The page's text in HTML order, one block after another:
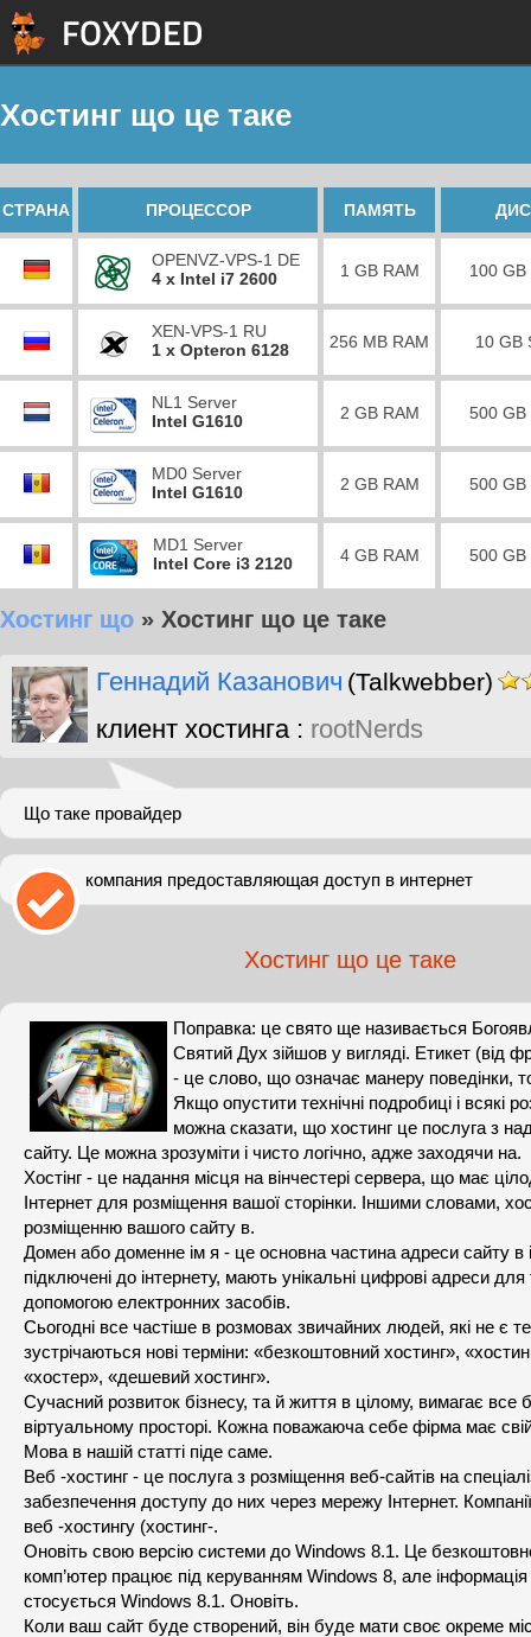
Хостинг що це таке
СТРАНА ПРОЦЕССОР ПАМЯТЬ
OPENVZ-VPS-1 DE
4 x Intel i7 2600
1 GB RAM 100 GB
XEN-VPS-1 RU
1 x Opteron 6128
256 MB RAM 10 GB
NL1 Server
Intel G1610
2 GB RAM 500 GB
MD0 Server
Intel G1610
2 GB RAM 500 GB
MD1 Server
Intel Core i3 2120
4 GB RAM 500 GB
Хостинг що » Хостинг що це таке
Геннадий Казанович (Talkwebber)
клиент хостинга : rootNerds
Що таке провайдер
компания предоставляющая доступ в интернет
Хостинг що це таке
Поправка: це свято ще називається
Святий Дух зійшов у вигляді. Етикет (від
- це слово, що означає манеру поведінки,
Якщо опустити технічні подробиці і всякі
можна сказати, що хостинг це послуга з
сайту. Це можна зрозуміти і чисто логічно, адже заходячи на.
Хостінг - це надання місця на вінчестері сервера, що має
Інтернет для розміщення вашої сторінки. Іншими словами,
розміщенню вашого сайту в.
Домен або доменне ім я - це основна частина адреси сайту в
підключені до інтернету, мають унікальні цифрові адреси
допомогою електронних засобів.
Сьогодні все частіше в розмовах звичайних людей, які не є
зустрічаються нові терміни: «безкоштовний хостинг»,
«хостер», «дешевий хостинг».
Сучасний розвиток бізнесу, та й життя в цілому, вимагає все
віртуальному просторі. Кожна поважаюча себе фірма має свій
Мова в нашій статті піде саме.
Веб -хостинг - це послуга з розміщення веб-сайтів на
забезпечення доступу до них через мережу Інтернет.
веб -хостингу (хостинг-.
Оновіть свою версію системи до Windows 8.1. Це
комп’ютер працює під керуванням Windows 8, але інформація
стосується Windows 8.1. Оновіть.
Коли ваш сайт буде створений, він буде мати своє окреме